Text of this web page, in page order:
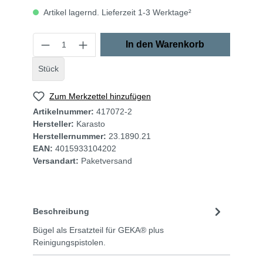
Artikel lagernd. Lieferzeit 1-3 Werktage²
Stück
In den Warenkorb
Zum Merkzettel hinzufügen
Artikelnummer: 417072-2
Hersteller: Karasto
Herstellernummer: 23.1890.21
EAN: 4015933104202
Versandart: Paketversand
Beschreibung
Bügel als Ersatzteil für GEKA® plus
Reinigungspistolen.